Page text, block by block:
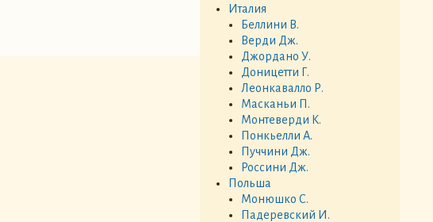
Италия
Беллини В.
Верди Дж.
Джордано У.
Доницетти Г.
Леонкавалло Р.
Масканьи П.
Монтеверди К.
Понкьелли А.
Пуччини Дж.
Россини Дж.
Польша
Монюшко С.
Падеревский И.